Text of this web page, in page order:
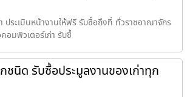
ประเมินหน้างานให้ฟรี รับซื้อถึงที่ ทั่วราชอาณาจักร
อมพิวเตอร์เก่า รับซื้
ชนิด รับซื้อประมูลงานของเก่าทุก